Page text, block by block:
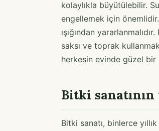
kolaylıkla büyütülebilir.
engellemek için
ışığından
saksı ve toprak
herkesin evinde güzel
Bitki
Bitki sanatı, binlerce